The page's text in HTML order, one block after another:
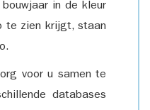
in de kleur
te zien krijgt, staan
voor u samen te
databases